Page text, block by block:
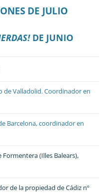
DE JULIO
DE JUNIO
Valladolid. Coordinador en
Barcelona, coordinador en
Formentera (Illes Balears),
de la propiedad de Cádiz nº